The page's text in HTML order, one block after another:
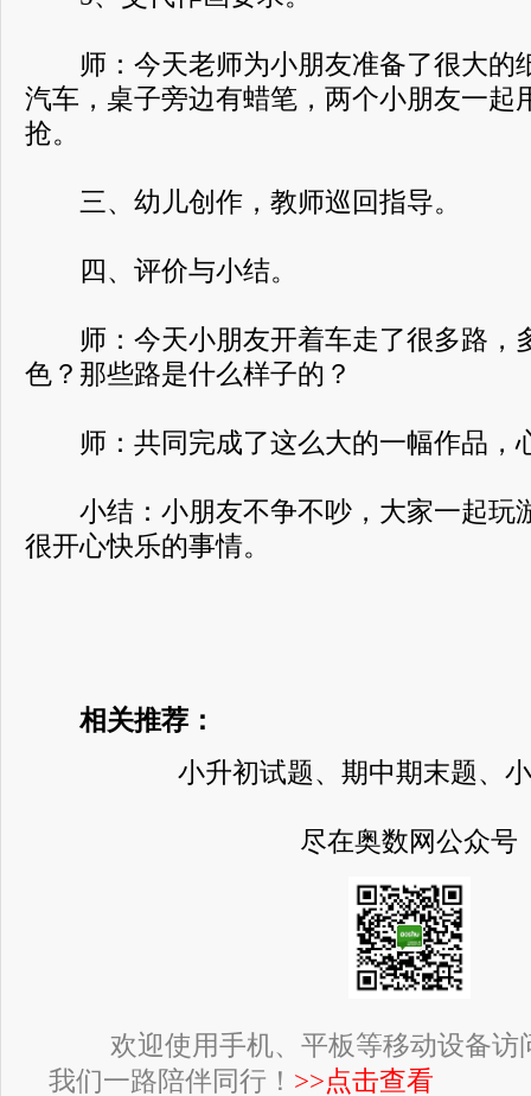
师：今天老师为小朋友准备了很大的
汽车，桌子旁边有蜡笔，两个小朋友一起
抢。
三、幼儿创作，教师巡回指导。
四、评价与小结。
师：今天小朋友开着车走了很多路，
色？那些路是什么样子的？
师：共同完成了这么大的一幅作品，
小结：小朋友不争不吵，大家一起玩
很开心快乐的事情。
相关推荐：
小升初试题、期中期末题、
尽在奥数网公众号
欢迎使用手机、平板等移动设备访
我们一路陪伴同行！ >>点击查看